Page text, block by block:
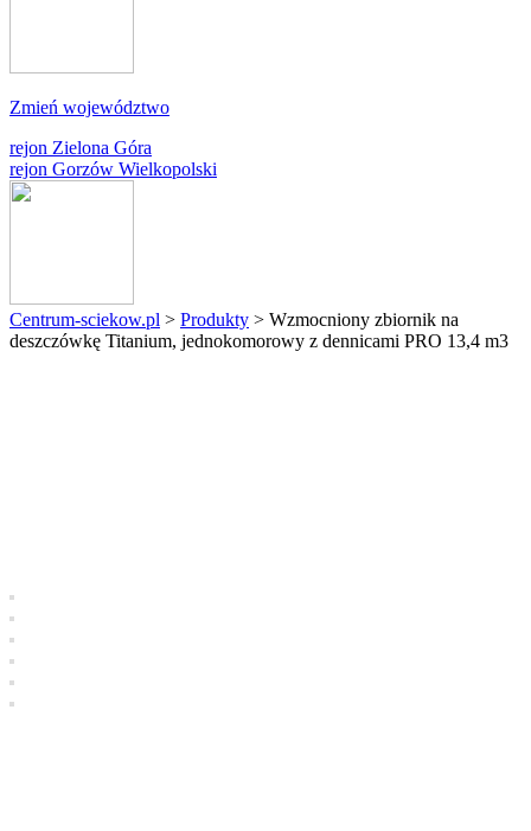
Zmień województwo
rejon Zielona Góra
rejon Gorzów Wielkopolski
Centrum-sciekow.pl > Produkty > Wzmocniony zbiornik na
deszczówkę Titanium, jednokomorowy z dennicami PRO 13,4 m3